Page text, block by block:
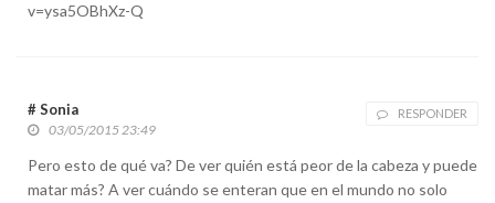
v=ysa5OBhXz-Q
# Sonia RESPONDER
03/05/2015 23:49
Pero esto de qué va? De ver quién está peor de la cabeza y puede
matar más? A ver cuándo se enteran que en el mundo no solo